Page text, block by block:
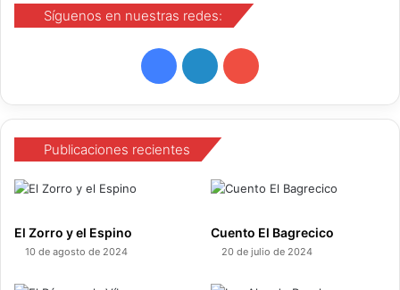
n
i
Síguenos en nuestras redes:
F
a
c
L
i
n
d
I
Y
o
b
Publicaciones recientes
El Zorro y el Espino
10 de agosto de 2024
Cuento El Bagrecico
20 de julio de 2024